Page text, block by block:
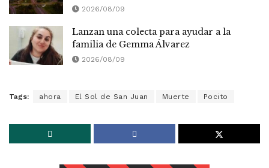
2026/08/09
Lanzan una colecta para ayudar a la
familia de Gemma Álvarez
2026/08/09
Tags: ahora El Sol de San Juan Muerte Pocito